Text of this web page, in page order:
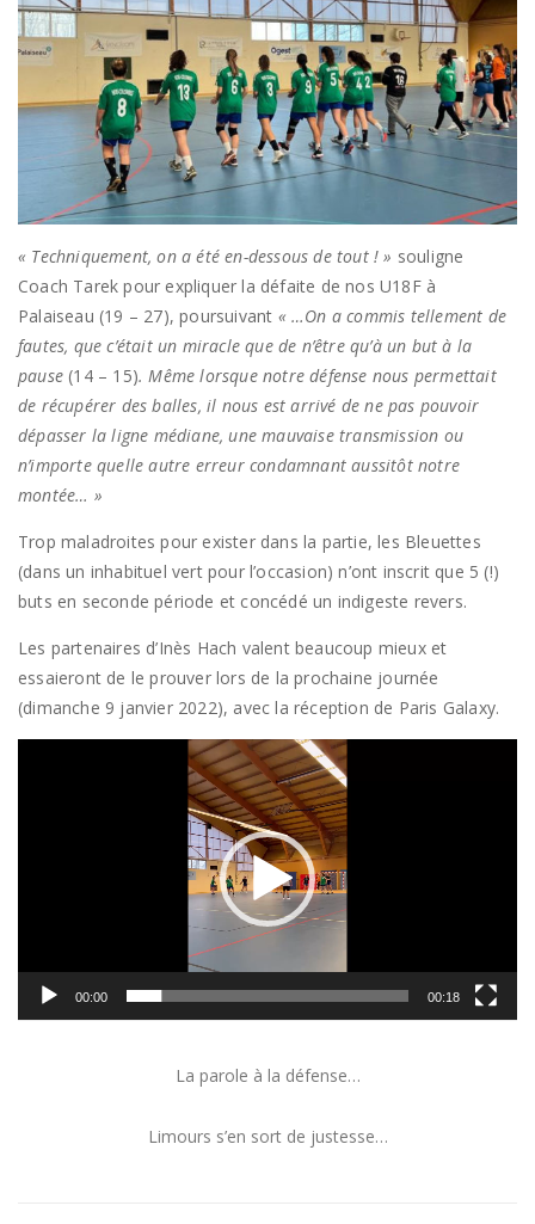
« Techniquement, on a été en-dessous de tout ! » souligne
Coach Tarek pour expliquer la défaite de nos U18F à
Palaiseau (19 – 27), poursuivant « …On a commis tellement de
fautes, que c’était un miracle que de n’être qu’à un but à la
pause (14 – 15). Même lorsque notre défense nous permettait
de récupérer des balles, il nous est arrivé de ne pas pouvoir
dépasser la ligne médiane, une mauvaise transmission ou
n’importe quelle autre erreur condamnant aussitôt notre
montée… »
Trop maladroites pour exister dans la partie, les Bleuettes
(dans un inhabituel vert pour l’occasion) n’ont inscrit que 5 (!)
buts en seconde période et concédé un indigeste revers.
Les partenaires d’Inès Hach valent beaucoup mieux et
essaieront de le prouver lors de la prochaine journée
(dimanche 9 janvier 2022), avec la réception de Paris Galaxy.
00:00 00:18
La parole à la défense…
Limours s’en sort de justesse…